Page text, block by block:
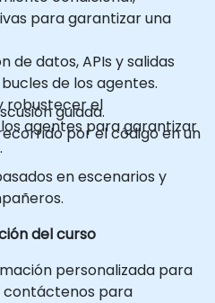
para garantizar una
datos, APIs y salidas
de los agentes.
robustecer el
agentes para garantizar
guiada.
por el código en un
en escenarios y
del curso
personalizada para
contáctenos para